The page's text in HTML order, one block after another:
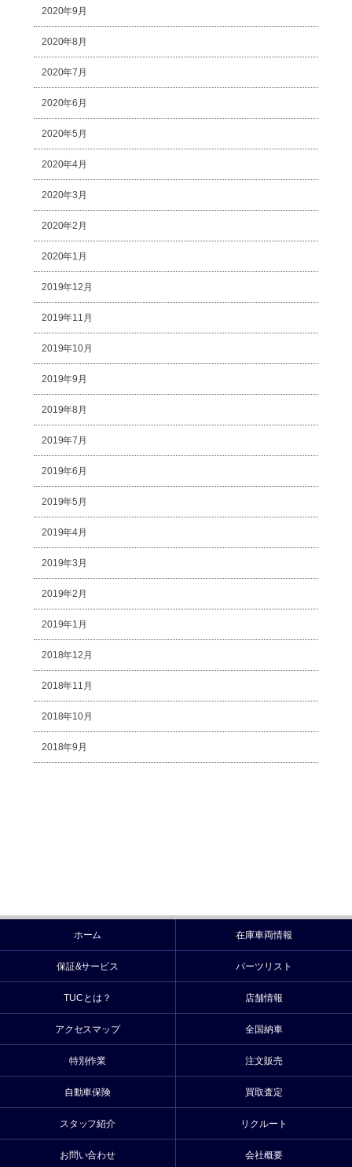
2020年9月
2020年8月
2020年7月
2020年6月
2020年5月
2020年4月
2020年3月
2020年2月
2020年1月
2019年12月
2019年11月
2019年10月
2019年9月
2019年8月
2019年7月
2019年6月
2019年5月
2019年4月
2019年3月
2019年2月
2019年1月
2018年12月
2018年11月
2018年10月
2018年9月
ホーム 在庫車両情報
保証&サービス パーツリスト
TUCとは？ 店舗情報
アクセスマップ 全国納車
特別作業 注文販売
自動車保険 買取査定
スタッフ紹介 リクルート
お問い合わせ 会社概要